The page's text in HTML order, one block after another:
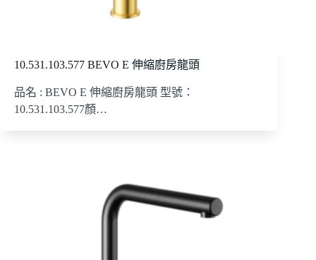
10.531.103.577 BEVO E 伸縮廚房龍頭
品名 : BEVO E 伸縮廚房龍頭 型號：
10.531.103.577顏…